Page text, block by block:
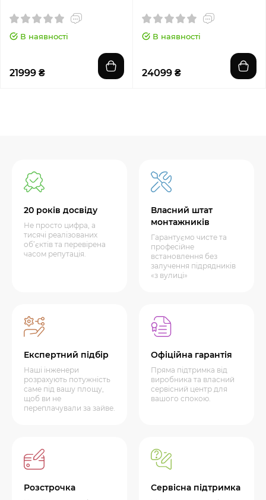
В наявності
21999 ₴
В наявності
24099 ₴
20 років досвіду
Не просто цифра, а
тисячі реалізованих
об’єктів та перевірена
часом репутація.
Власний штат
монтажників
Гарантуємо чисте та
професійне
встановлення без
залучення підрядників
«з вулиці»
Експертний підбір
Наші інженери
розрахують потужність
саме під вашу площу,
щоб ви не
переплачували за зайве.
Офіційна гарантія
Пряма підтримка від
виробника та власний
сервісний центр для
вашого спокою.
Розстрочка Сервісна підтримка